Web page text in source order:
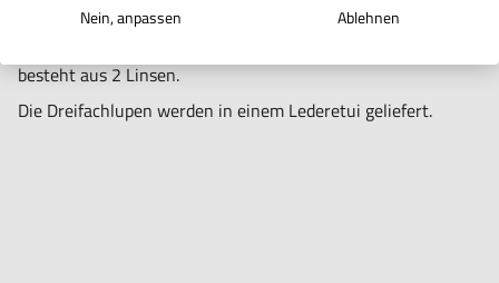
besteht aus 2 Linsen.
Die Dreifachlupen werden in einem Lederetui geliefert.
Nein, anpassen
Ablehnen